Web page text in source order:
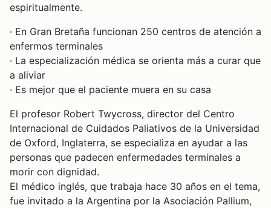
espiritualmente.
· En Gran Bretaña funcionan 250 centros de atención a
enfermos terminales
· La especialización médica se orienta más a curar que
a aliviar
· Es mejor que el paciente muera en su casa
El profesor Robert Twycross, director del Centro
Internacional de Cuidados Paliativos de la Universidad
de Oxford, Inglaterra, se especializa en ayudar a las
personas que padecen enfermedades terminales a
morir con dignidad.
El médico inglés, que trabaja hace 30 años en el tema,
fue invitado a la Argentina por la Asociación Pallium,